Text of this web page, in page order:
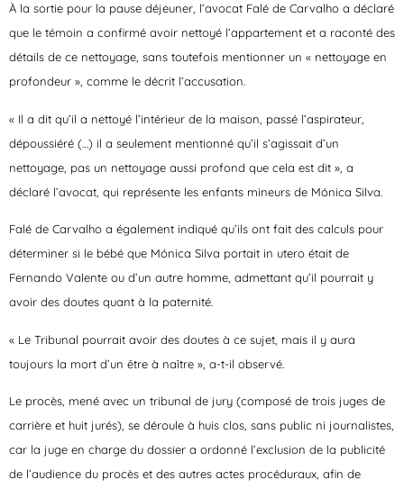
À la sortie pour la pause déjeuner, l’avocat Falé de Carvalho a déclaré
que le témoin a confirmé avoir nettoyé l’appartement et a raconté des
détails de ce nettoyage, sans toutefois mentionner un « nettoyage en
profondeur », comme le décrit l’accusation.
« Il a dit qu’il a nettoyé l’intérieur de la maison, passé l’aspirateur,
dépoussiéré (…) il a seulement mentionné qu’il s’agissait d’un
nettoyage, pas un nettoyage aussi profond que cela est dit », a
déclaré l’avocat, qui représente les enfants mineurs de Mónica Silva.
Falé de Carvalho a également indiqué qu’ils ont fait des calculs pour
déterminer si le bébé que Mónica Silva portait in utero était de
Fernando Valente ou d’un autre homme, admettant qu’il pourrait y
avoir des doutes quant à la paternité.
« Le Tribunal pourrait avoir des doutes à ce sujet, mais il y aura
toujours la mort d’un être à naître », a-t-il observé.
Le procès, mené avec un tribunal de jury (composé de trois juges de
carrière et huit jurés), se déroule à huis clos, sans public ni journalistes,
car la juge en charge du dossier a ordonné l’exclusion de la publicité
de l’audience du procès et des autres actes procéduraux, afin de